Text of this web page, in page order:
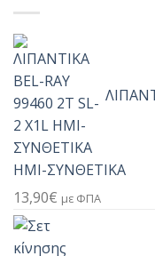
ΗΜΙ-ΣΥΝΘΕΤΙΚΑ
13,90€ με ΦΠΑ